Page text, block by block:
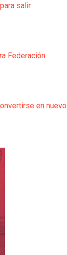
salir
Federación
en nuevo